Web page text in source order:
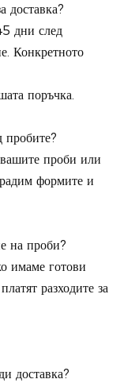
доставка?
дни след
Конкретното
поръчка.
пробите?
проби или
формите и
на проби?
имаме готови
разходите за
доставка?